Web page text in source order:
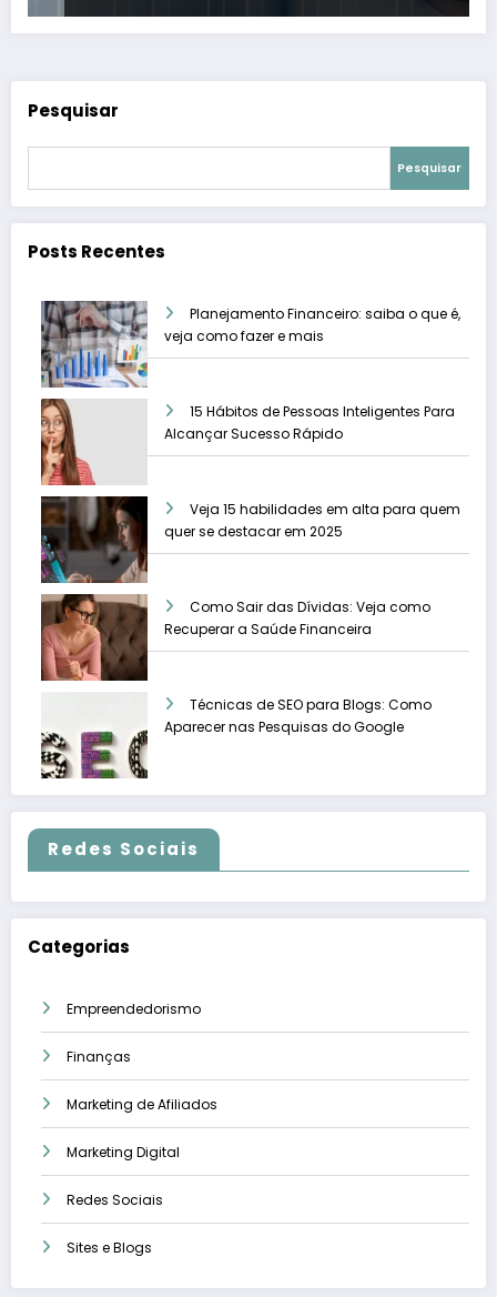
Pesquisar
Pesquisar
Posts Recentes
Planejamento Financeiro: saiba o que é,
veja como fazer e mais
15 Hábitos de Pessoas Inteligentes Para
Alcançar Sucesso Rápido
Veja 15 habilidades em alta para quem
quer se destacar em 2025
Como Sair das Dívidas: Veja como
Recuperar a Saúde Financeira
Técnicas de SEO para Blogs: Como
Aparecer nas Pesquisas do Google
Redes Sociais
Categorias
Empreendedorismo
Finanças
Marketing de Afiliados
Marketing Digital
Redes Sociais
Sites e Blogs